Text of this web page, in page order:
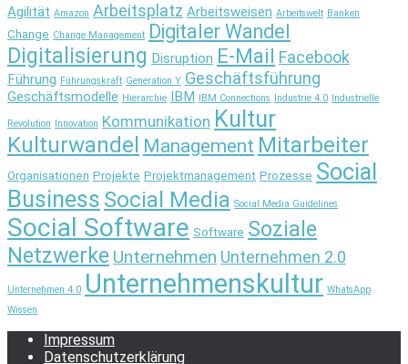
Agilität Amazon Arbeitsplatz Arbeitsweisen Arbeitswelt Banken
Change Change Management Digitaler Wandel
Digitalisierung Disruption E-Mail Facebook
Führung Führungskraft Generation Y Geschäftsführung
Geschäftsmodelle Hierarchie IBM IBM Connections Industrie 4.0 Industrielle
Revolution Innovation Kommunikation Kultur
Kulturwandel Management Mitarbeiter
Organisationen Projekte Projektmanagement Prozesse Social
Business Social Media Social Media Guidelines
Social Software Software Soziale
Netzwerke Unternehmen Unternehmen 2.0
Unternehmen 4.0 Unternehmenskultur WhatsApp
Wissen
Impressum
Datenschutzerklärung